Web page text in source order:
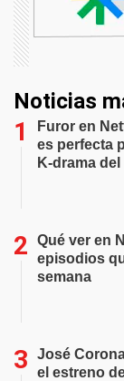
Noticias
Furor en
es perfecta
K-drama
Qué ver en
episodios
semana
José
el estreno